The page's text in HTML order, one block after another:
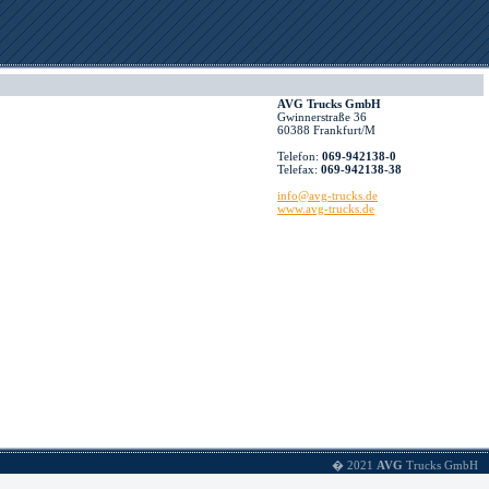
AVG Trucks GmbH
Gwinnerstraße 36
60388 Frankfurt/M
Telefon: 069-942138-0
Telefax: 069-942138-38
info@avg-trucks.de
www.avg-trucks.de
� 2021 AVG Trucks GmbH